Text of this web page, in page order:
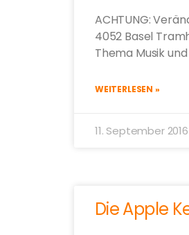
ACHTUNG:
4052 Basel
Thema Musik
WEITERLESEN »
11. September 2016
Die Apple